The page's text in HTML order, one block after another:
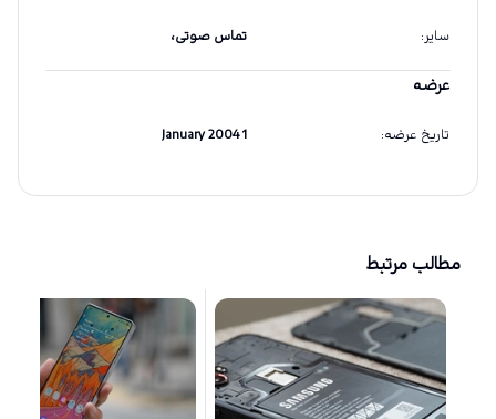
سایر: تماس صوتی،
عرضه
تاریخ عرضه:
1 January 2004
مطالب مرتبط